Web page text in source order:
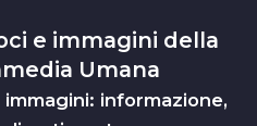
e immagini della
Umana
informazione,